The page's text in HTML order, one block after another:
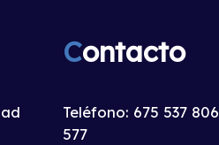
Contacto
Teléfono: 675 537 806
577